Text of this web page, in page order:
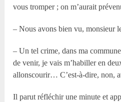
vous tromper ; on m’aurait
– Nous avons bien vu, monsieur
– Un tel crime, dans ma
de venir, je vais m’habiller en
allonscourir… C’est-à-dire, non,
Il parut réfléchir une minute et